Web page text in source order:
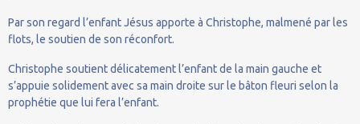
Par son regard l’enfant Jésus apporte à Christophe, malmené par les
flots, le soutien de son réconfort.
Christophe soutient délicatement l’enfant de la main gauche et
s’appuie solidement avec sa main droite sur le bâton fleuri selon la
prophétie que lui fera l’enfant.